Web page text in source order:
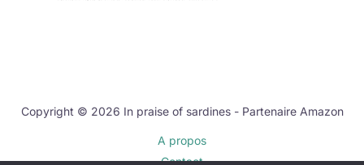
Copyright © 2026 In praise of sardines - Partenaire Amazon
A propos
Contact